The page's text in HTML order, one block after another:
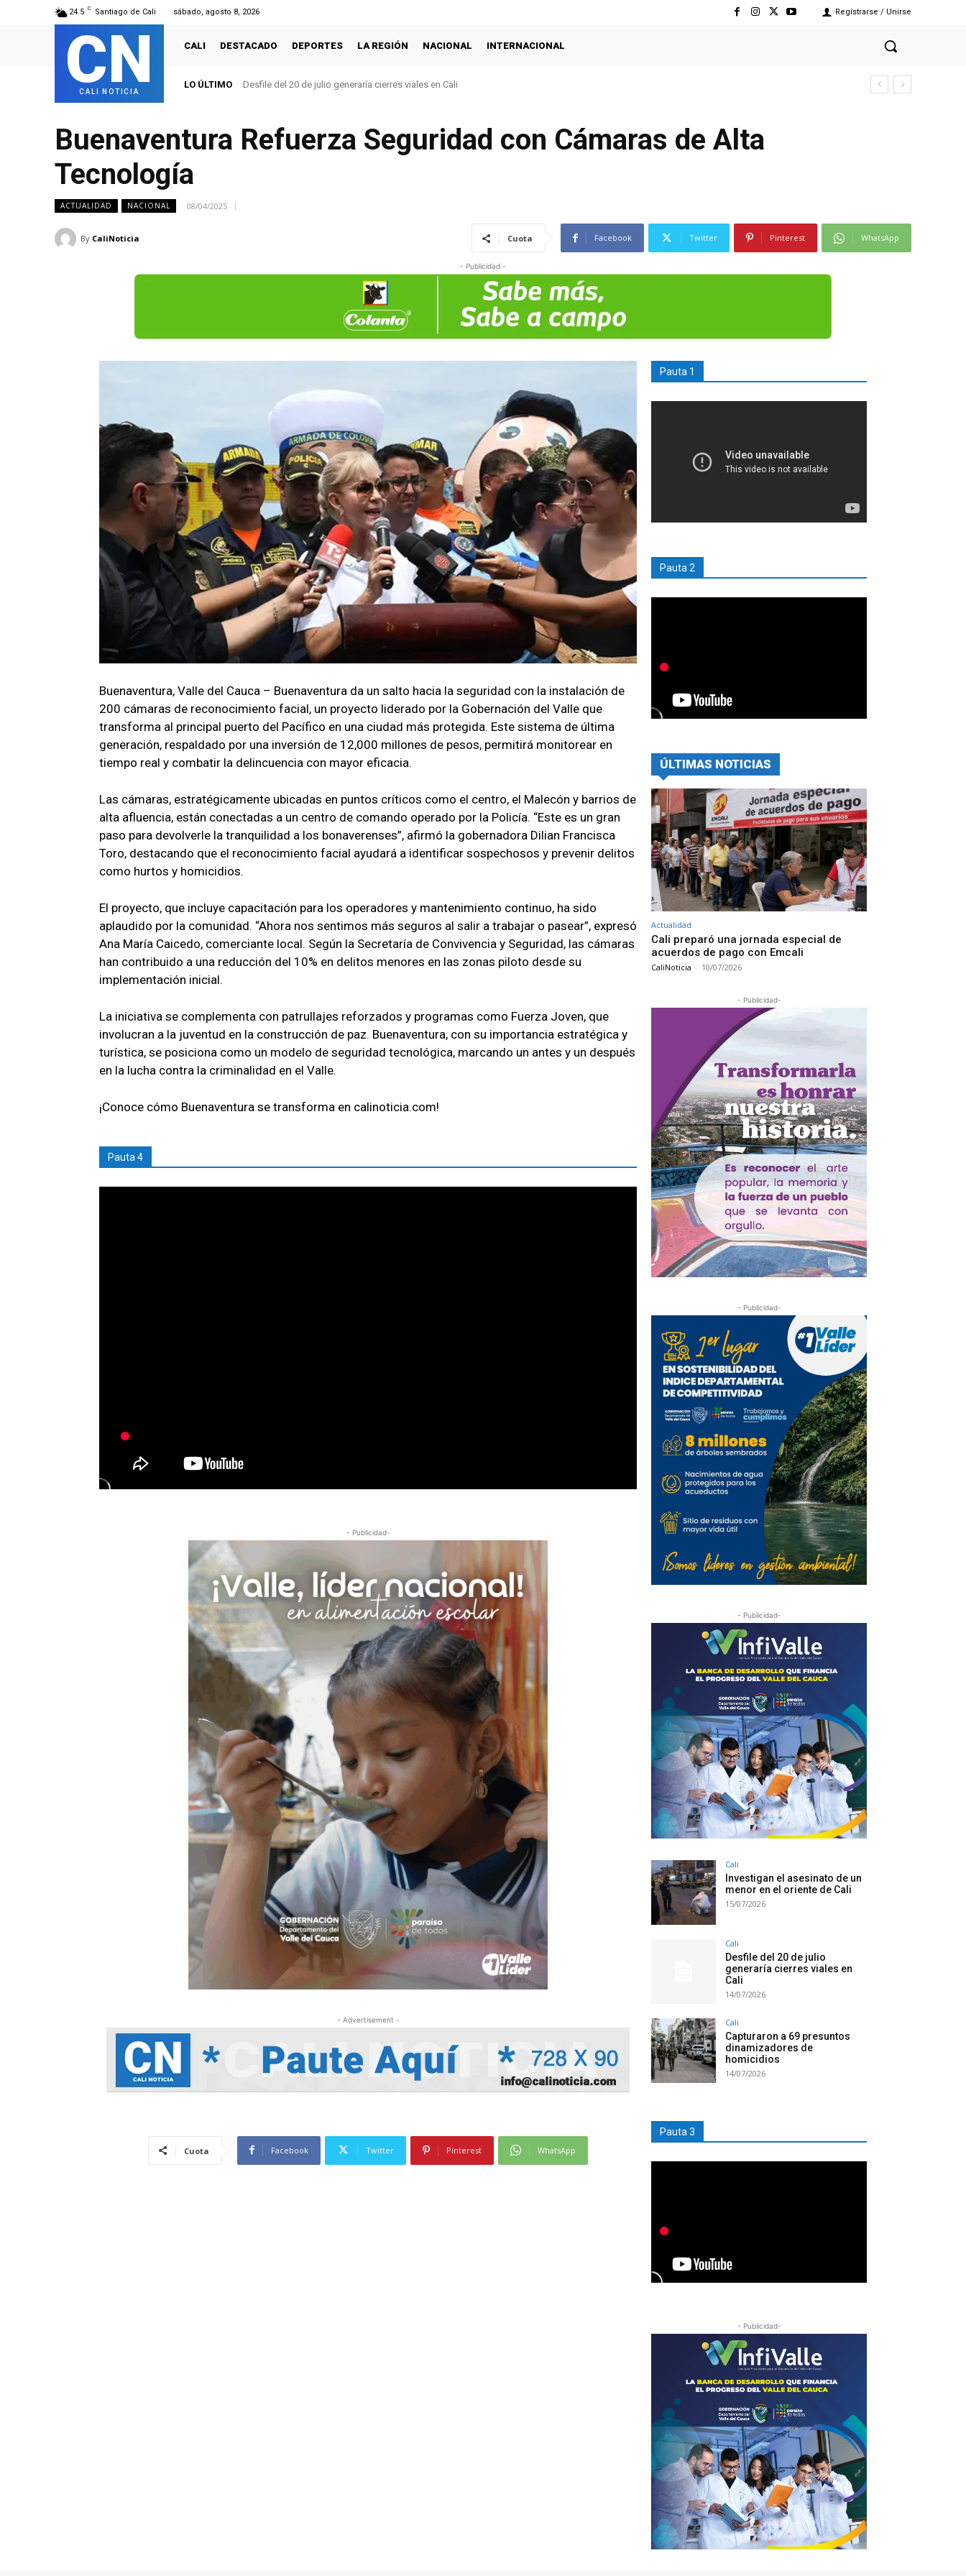
24.5 C Santiago de Cali sábado, agosto 8, 2026 Registrarse / Unirse
CN
CALI NOTICIA
CALI DESTACADO DEPORTES LA REGIÓN NACIONAL INTERNACIONAL
LO ÚLTIMO Desfile del 20 de julio generaría cierres viales en Cali
Buenaventura Refuerza Seguridad con Cámaras de Alta
Tecnología
ACTUALIDAD NACIONAL 08/04/2025
By CaliNoticia Cuota Facebook Twitter Pinterest WhatsApp
- Publicidad -
Buenaventura, Valle del Cauca – Buenaventura da un salto hacia la seguridad con la instalación de
200 cámaras de reconocimiento facial, un proyecto liderado por la Gobernación del Valle que
transforma al principal puerto del Pacífico en una ciudad más protegida. Este sistema de última
generación, respaldado por una inversión de 12,000 millones de pesos, permitirá monitorear en
tiempo real y combatir la delincuencia con mayor eficacia.
Las cámaras, estratégicamente ubicadas en puntos críticos como el centro, el Malecón y barrios de
alta afluencia, están conectadas a un centro de comando operado por la Policía. “Este es un gran
paso para devolverle la tranquilidad a los bonaverenses”, afirmó la gobernadora Dilian Francisca
Toro, destacando que el reconocimiento facial ayudará a identificar sospechosos y prevenir delitos
como hurtos y homicidios.
El proyecto, que incluye capacitación para los operadores y mantenimiento continuo, ha sido
aplaudido por la comunidad. “Ahora nos sentimos más seguros al salir a trabajar o pasear”, expresó
Ana María Caicedo, comerciante local. Según la Secretaría de Convivencia y Seguridad, las cámaras
han contribuido a una reducción del 10% en delitos menores en las zonas piloto desde su
implementación inicial.
La iniciativa se complementa con patrullajes reforzados y programas como Fuerza Joven, que
involucran a la juventud en la construcción de paz. Buenaventura, con su importancia estratégica y
turística, se posiciona como un modelo de seguridad tecnológica, marcando un antes y un después
en la lucha contra la criminalidad en el Valle.
¡Conoce cómo Buenaventura se transforma en calinoticia.com!
Pauta 4
- Publicidad-
- Advertisement -
Cuota Facebook Twitter Pinterest WhatsApp
Pauta 1
Pauta 2
ÚLTIMAS NOTICIAS
Actualidad
Cali preparó una jornada especial de
acuerdos de pago con Emcali
CaliNoticia - 10/07/2026
- Publicidad-
- Publicidad-
- Publicidad-
Cali
Investigan el asesinato de un
menor en el oriente de Cali
15/07/2026
Cali
Desfile del 20 de julio
generaría cierres viales en
Cali
14/07/2026
Cali
Capturaron a 69 presuntos
dinamizadores de
homicidios
14/07/2026
Pauta 3
- Publicidad-